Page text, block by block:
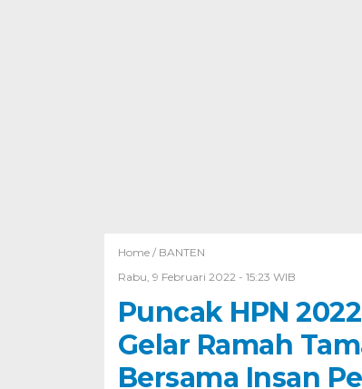
Home / BANTEN
Rabu, 9 Februari 2022 - 15:23 WIB
Puncak HPN
Gelar Ramah
Bersama Insan